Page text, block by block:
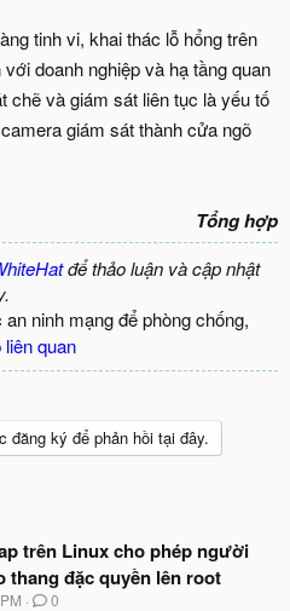
tinh vi, khai thác lỗ hổng trên
doanh nghiệp và hạ tầng quan
chẽ và giám sát liên tục là yếu tố
giám sát thành cửa ngõ
Tổng hợp
để thảo luận và cập nhật
an ninh mạng để phòng chống,
liên quan
đăng ký để phản hồi tại đây.
trên Linux cho phép người
thang đặc quyền lên root
0